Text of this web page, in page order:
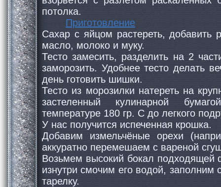
потолка.
Приготовление
Сахар с яйцом растереть, добавить
масло, молоко и муку.
Тесто замесить, разделить на 2
заморозить. Удобнее тесто делать
день готовить шишки.
Тесто из морозилки натереть на
застеленный кулинарной
температуре 180 гр. С до легкого
У нас получится испеченная крошка.
Добавим измельчёные орехи
аккуратно перемешаем с вареной
Возьмем высокий бокал
изнутри смочим его водой,
тарелку.